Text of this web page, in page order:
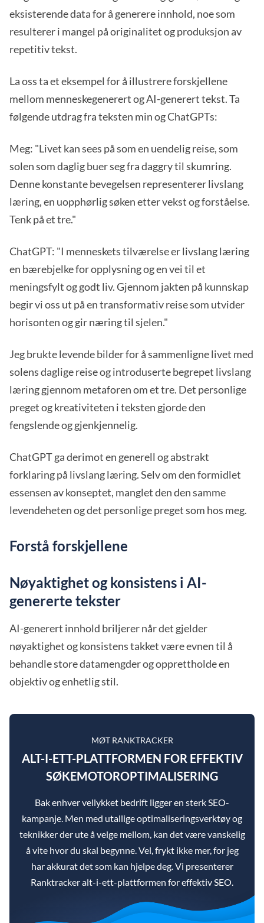
eksisterende data for å generere innhold, noe som
resulterer i mangel på originalitet og produksjon av
repetitiv tekst.
La oss ta et eksempel for å illustrere forskjellene
mellom menneskegenerert og AI-generert tekst. Ta
følgende utdrag fra teksten min og ChatGPTs:
Meg: "Livet kan sees på som en uendelig reise, som
solen som daglig buer seg fra daggry til skumring.
Denne konstante bevegelsen representerer livslang
læring, en uopphørlig søken etter vekst og forståelse.
Tenk på et tre."
ChatGPT: "I menneskets tilværelse er livslang læring
en bærebjelke for opplysning og en vei til et
meningsfylt og godt liv. Gjennom jakten på kunnskap
begir vi oss ut på en transformativ reise som utvider
horisonten og gir næring til sjelen."
Jeg brukte levende bilder for å sammenligne livet med
solens daglige reise og introduserte begrepet livslang
læring gjennom metaforen om et tre. Det personlige
preget og kreativiteten i teksten gjorde den
fengslende og gjenkjennelig.
ChatGPT ga derimot en generell og abstrakt
forklaring på livslang læring. Selv om den formidlet
essensen av konseptet, manglet den den samme
levendeheten og det personlige preget som hos meg.
Forstå forskjellene
Nøyaktighet og konsistens i AI-
genererte tekster
AI-generert innhold briljerer når det gjelder
nøyaktighet og konsistens takket være evnen til å
behandle store datamengder og opprettholde en
objektiv og enhetlig stil.
MØT RANKTRACKER
ALT-I-ETT-PLATTFORMEN FOR EFFEKTIV
SØKEMOTOROPTIMALISERING
Bak enhver vellykket bedrift ligger en sterk SEO-
kampanje. Men med utallige optimaliseringsverktøy og
teknikker der ute å velge mellom, kan det være vanskelig
å vite hvor du skal begynne. Vel, frykt ikke mer, for jeg
har akkurat det som kan hjelpe deg. Vi presenterer
Ranktracker alt-i-ett-plattformen for effektiv SEO.